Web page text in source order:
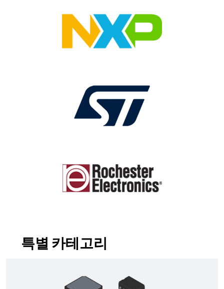
특별 카테고리